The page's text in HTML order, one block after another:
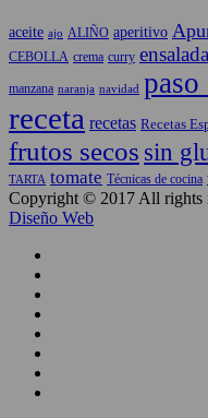
aceite ajo ALIÑO aperitivo
CEBOLLA crema curry ensalada
manzana naranja navidad paso
receta recetas Recetas
frutos secos sin
TARTA tomate Técnicas de cocina
Copyright © 2017 All rights
Diseño Web